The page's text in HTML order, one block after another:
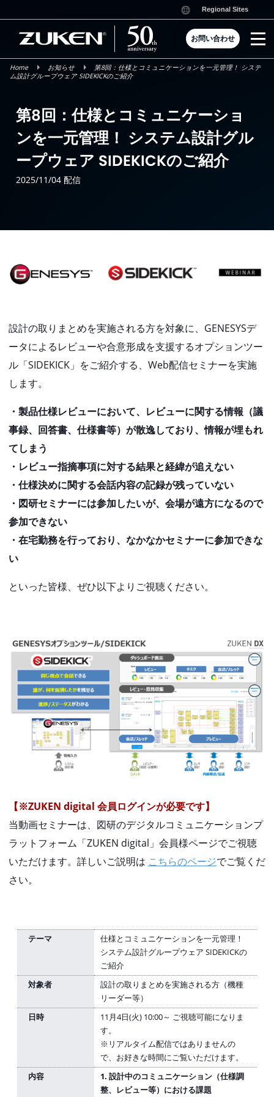
to
content
Regional Sites
お問い合わせ
Home お知らせ
第8回：仕様とコミュニケーションを一元管理！ システ
ム設計グループウェア SIDEKICKのご紹介
第8回：仕様とコミュニケーショ
ンを一元管理！ システム設計グル
ープウェア SIDEKICKのご紹介
2025/11/04 配信
設計の取りまとめを実施される方を対象に、GENESYSデ
ータによるレビューや合意形成を支援するオプションツー
ル「SIDEKICK」をご紹介する、Web配信セミナーを実施
します。
・製品仕様レビューにおいて、レビューに関する情報（議
事録、回答書、仕様書等）が散逸しており、情報が埋もれ
てしまう
・レビュー指摘事項に対する結果と経緯が追えない
・仕様決めに関する会話内容の記録が残っていない
・図研セミナーには参加したいが、会場が遠方になるので
参加できない
・在宅勤務を行っており、なかなかセミナーに参加できな
い
といった皆様、ぜひ以下よりご視聴ください。
【※ZUKEN digital 会員ログインが必要です】
当動画セミナーは、図研のデジタルコミュニケーションプ
ラットフォーム「ZUKEN digital」会員様ページでご視聴
いただけます。詳しいご説明は こちらのページでご覧くだ
さい。
テーマ
仕様とコミュニケーションを一元管理！
システム設計グループウェア SIDEKICKの
ご紹介
対象者
設計の取りまとめを実施される方（機種
リーダー等）
日時
11月4日(火) 10:00～ ご視聴可能になりま
す。
※リアルタイム配信ではありませんの
で、お好きな時間にご覧いただけます。
内容
1. 設計中のコミュニケーション（仕様調
整、レビュー等）における課題